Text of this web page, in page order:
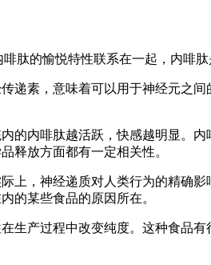
肽的愉悦特性联系在一起，内啡肽
素，意味着可以用于神经元之
内啡肽越活跃，快感越明显。
释放方面都有一定相关性。
，神经递质对人类行为的精确
的某些食品的原因所在。
产过程中改变纯度。这种食品